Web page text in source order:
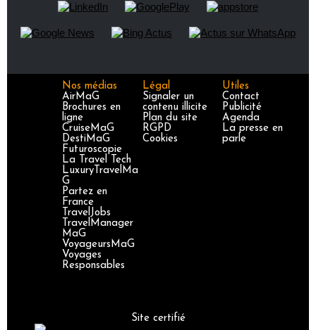
Nos médias
AirMaG
Brochures en
ligne
CruiseMaG
DestiMaG
Futuroscopie
La Travel Tech
LuxuryTravelMa
G
Partez en
France
TravelJobs
TravelManager
MaG
VoyageursMaG
Voyages
Responsables
Légal
Signaler un
contenu illicite
Plan du site
RGPD
Cookies
Utiles
Contact
Publicité
Agenda
La presse en
parle
Site certifié